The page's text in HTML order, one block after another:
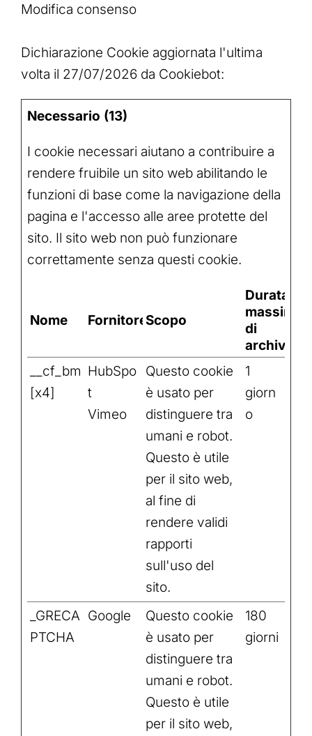
Modifica consenso
Dichiarazione Cookie aggiornata l'ultima
volta il 27/07/2026 da Cookiebot:
Necessario (13)
I cookie necessari aiutano a contribuire a
rendere fruibile un sito web abilitando le
funzioni di base come la navigazione della
pagina e l'accesso alle aree protette del
sito. Il sito web non può funzionare
correttamente senza questi cookie.
Nome FornitoreScopo
Durata
massima
di
__cf_bm
[x4]
HubSpo
t
Vimeo
Questo cookie
è usato per
distinguere tra
umani e robot.
Questo è utile
per il sito web,
al fine di
rendere validi
rapporti
sull'uso del
sito.
1
giorn
o
_GRECA
PTCHA
Google
Questo cookie
è usato per
distinguere tra
umani e robot.
Questo è utile
per il sito web,
180
giorni